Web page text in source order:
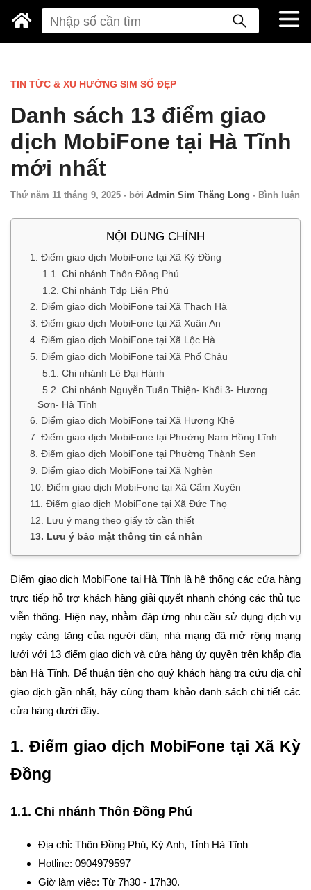
TIN TỨC & XU HƯỚNG SIM SỐ ĐẸP
Danh sách 13 điểm giao
dịch MobiFone tại Hà Tĩnh
mới nhất
Thứ năm 11 tháng 9, 2025 - bởi Admin Sim Thăng Long - Bình luận
NỘI DUNG CHÍNH
1. Điểm giao dịch MobiFone tại Xã Kỳ Đồng
1.1. Chi nhánh Thôn Đồng Phú
1.2. Chi nhánh Tdp Liên Phú
2. Điểm giao dịch MobiFone tại Xã Thạch Hà
3. Điểm giao dịch MobiFone tại Xã Xuân An
4. Điểm giao dịch MobiFone tại Xã Lộc Hà
5. Điểm giao dịch MobiFone tại Xã Phố Châu
5.1. Chi nhánh Lê Đại Hành
5.2. Chi nhánh Nguyễn Tuấn Thiện- Khối 3- Hương
Sơn- Hà Tĩnh
6. Điểm giao dịch MobiFone tại Xã Hương Khê
7. Điểm giao dịch MobiFone tại Phường Nam Hồng Lĩnh
8. Điểm giao dịch MobiFone tại Phường Thành Sen
9. Điểm giao dịch MobiFone tại Xã Nghèn
10. Điểm giao dịch MobiFone tại Xã Cẩm Xuyên
11. Điểm giao dịch MobiFone tại Xã Đức Thọ
12. Lưu ý mang theo giấy tờ cần thiết
13. Lưu ý bảo mật thông tin cá nhân
Điểm giao dịch MobiFone tại Hà Tĩnh là hệ thống các cửa hàng
trực tiếp hỗ trợ khách hàng giải quyết nhanh chóng các thủ tục
viễn thông. Hiện nay, nhằm đáp ứng nhu cầu sử dụng dịch vụ
ngày càng tăng của người dân, nhà mạng đã mở rộng mạng
lưới với 13 điểm giao dịch và cửa hàng ủy quyền trên khắp địa
bàn Hà Tĩnh. Để thuận tiện cho quý khách hàng tra cứu địa chỉ
giao dịch gần nhất, hãy cùng tham khảo danh sách chi tiết các
cửa hàng dưới đây.
1. Điểm giao dịch MobiFone tại Xã Kỳ
Đồng
1.1. Chi nhánh Thôn Đồng Phú
Địa chỉ: Thôn Đồng Phú, Kỳ Anh, Tỉnh Hà Tĩnh
Hotline: 0904979597
Giờ làm việc: Từ 7h30 - 17h30.